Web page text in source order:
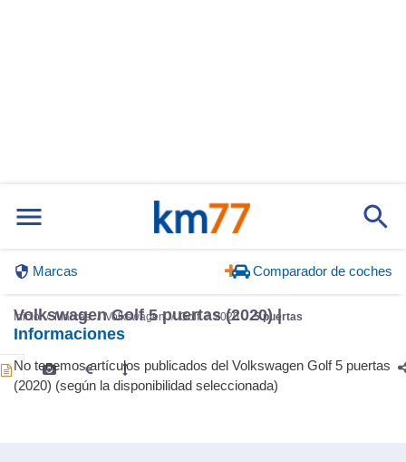
Marcas Comparador de coches
Inicio Marcas Volkswagen Golf 2020 5 puertas
Volkswagen Golf 5 puertas (2020) |
Informaciones
No tenemos artículos publicados del Volkswagen Golf 5 puertas
(2020) (según la disponibilidad seleccionada)